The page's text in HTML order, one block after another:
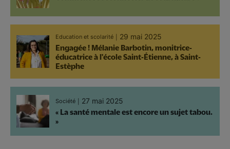
Education et scolarité 29 mai 2025
Engagée ! Mélanie Barbotin, monitrice-
éducatrice à l'école Saint-Étienne, à Saint-
Estèphe
Société 27 mai 2025
« La santé mentale est encore un sujet tabou.
»